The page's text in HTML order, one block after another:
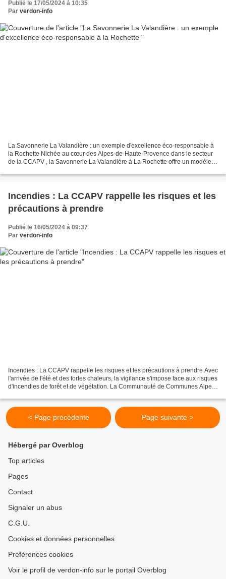
Publié le 17/05/2024 à 10:35
Par verdon-info
La Savonnerie La Valandière : un exemple d'excellence éco-responsable à
la Rochette Nichée au cœur des Alpes-de-Haute-Provence dans le secteur
de la CCAPV , la Savonnerie La Valandière à La Rochette offre un modèle
Incendies : La CCAPV rappelle les risques et les
précautions à prendre
Publié le 16/05/2024 à 09:37
Par verdon-info
Incendies : La CCAPV rappelle les risques et les précautions à prendre Avec
l'arrivée de l'été et des fortes chaleurs, la vigilance s'impose face aux risques
d'incendies de forêt et de végétation. La Communauté de Communes Alpes
< Page précédente Page suivante >
Hébergé par Overblog
Top articles
Pages
Contact
Signaler un abus
C.G.U.
Cookies et données personnelles
Préférences cookies
Voir le profil de verdon-info sur le portail Overblog